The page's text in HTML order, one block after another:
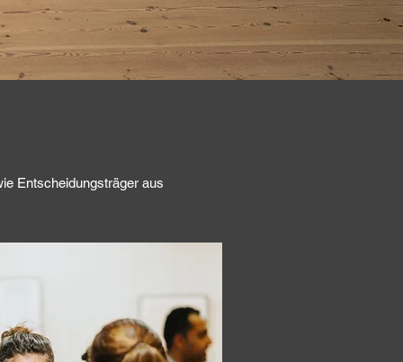
Entscheidungsträger aus